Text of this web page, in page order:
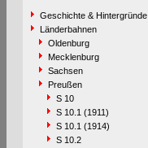
Geschichte & Hintergründe
Länderbahnen
Oldenburg
Mecklenburg
Sachsen
Preußen
S 10
S 10.1 (1911)
S 10.1 (1914)
S 10.2